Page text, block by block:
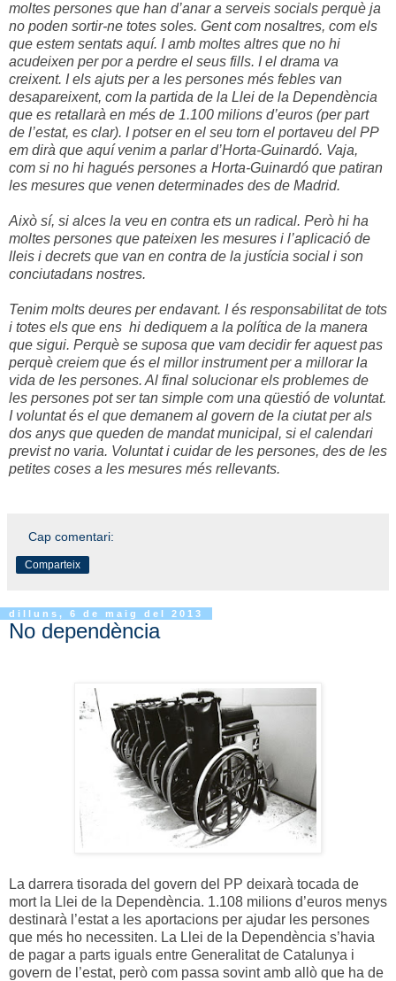
moltes persones que han d’anar a serveis socials perquè ja
no poden sortir-ne totes soles. Gent com nosaltres, com els
que estem sentats aquí. I amb moltes altres que no hi
acudeixen per por a perdre el seus fills. I el drama va
creixent. I els ajuts per a les persones més febles van
desapareixent, com la partida de la Llei de la Dependència
que es retallarà en més de 1.100 milions d’euros (per part
de l’estat, es clar). I potser en el seu torn el portaveu del PP
em dirà que aquí venim a parlar d’Horta-Guinardó. Vaja,
com si no hi hagués persones a Horta-Guinardó que patiran
les mesures que venen determinades des de Madrid.
Això sí, si alces la veu en contra ets un radical. Però hi ha
moltes persones que pateixen les mesures i l’aplicació de
lleis i decrets que van en contra de la justícia social i son
conciutadans nostres.
Tenim molts deures per endavant. I és responsabilitat de tots
i totes els que ens hi dediquem a la política de la manera
que sigui. Perquè se suposa que vam decidir fer aquest pas
perquè creiem que és el millor instrument per a millorar la
vida de les persones. Al final solucionar els problemes de
les persones pot ser tan simple com una qüestió de voluntat.
I voluntat és el que demanem al govern de la ciutat per als
dos anys que queden de mandat municipal, si el calendari
previst no varia. Voluntat i cuidar de les persones, des de les
petites coses a les mesures més rellevants.
Cap comentari:
Comparteix
dilluns, 6 de maig del 2013
No dependència
La darrera tisorada del govern del PP deixarà tocada de
mort la Llei de la Dependència. 1.108 milions d’euros menys
destinarà l’estat a les aportacions per ajudar les persones
que més ho necessiten. La Llei de la Dependència s’havia
de pagar a parts iguals entre Generalitat de Catalunya i
govern de l’estat, però com passa sovint amb allò que ha de